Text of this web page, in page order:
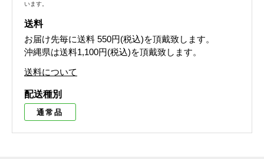
います。
送料
お届け先毎に送料 550円(税込)を頂戴致します。
沖縄県は送料1,100円(税込)を頂戴致します。
送料について
配送種別
通常品